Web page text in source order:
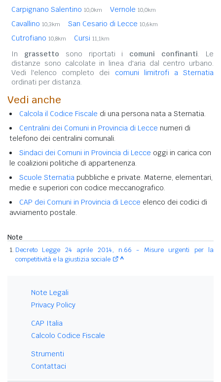
Carpignano Salentino 10,0km Vernole 10,0km
Cavallino 10,3km San Cesario di Lecce 10,6km
Cutrofiano 10,8km Cursi 11,1km
In grassetto sono riportati i comuni confinanti. Le
distanze sono calcolate in linea d'aria dal centro urbano.
Vedi l'elenco completo dei comuni limitrofi a Sternatia
ordinati per distanza.
Vedi anche
Calcola il Codice Fiscale di una persona nata a Sternatia.
Centralini dei Comuni in Provincia di Lecce numeri di
telefono dei centralini comunali.
Sindaci dei Comuni in Provincia di Lecce oggi in carica con
le coalizioni politiche di appartenenza.
Scuole Sternatia pubbliche e private. Materne, elementari,
medie e superiori con codice meccanografico.
CAP dei Comuni in Provincia di Lecce elenco dei codici di
avviamento postale.
Note
Decreto Legge 24 aprile 2014, n.66 - Misure urgenti per la
competitività e la giustizia sociale
^
Note Legali
Privacy Policy
CAP Italia
Calcolo Codice Fiscale
Strumenti
Contattaci